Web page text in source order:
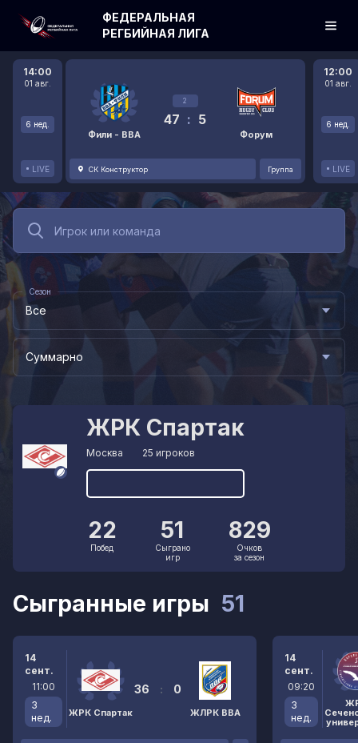
14:00
01 авг.
6 нед.
LIVE
Фили - ВВА
2
47 : 5
Форум
СК Конструктор Группа
12:00
01 авг.
6 нед.
LIVE
ФЕДЕРАЛЬНАЯ
РЕГБИЙНАЯ ЛИГА
Все
Сезон
Суммарно
ЖРК Спартак
Москва 25 игроков
22
Побед
51
Сыграно
игр
829
Очков
за сезон
Сыгранные игры 51
14
сент.
11:00
3
нед.
ЖРК Спартак
36 : 0
ЖЛРК ВВА
14
сент.
09:20
3
нед.